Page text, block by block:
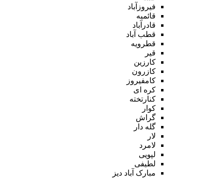
فیروزآباد
قائمیه
قادرآباد
قطب آباد
قطرویه
قیر
کارزین
کازرون
کامفیروز
کره ای
کنارتخته
کوار
گراش
گله دار
لار
لامرد
لپویی
لطیفی
مبارک آباد دیز